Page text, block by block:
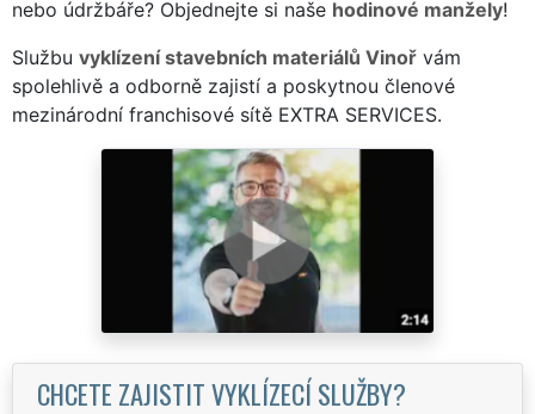
nebo údržbáře? Objednejte si naše hodinové manžely!
Službu vyklízení stavebních materiálů Vinoř vám
spolehlivě a odborně zajistí a poskytnou členové
mezinárodní franchisové sítě EXTRA SERVICES.
CHCETE ZAJISTIT VYKLÍZECÍ SLUŽBY?